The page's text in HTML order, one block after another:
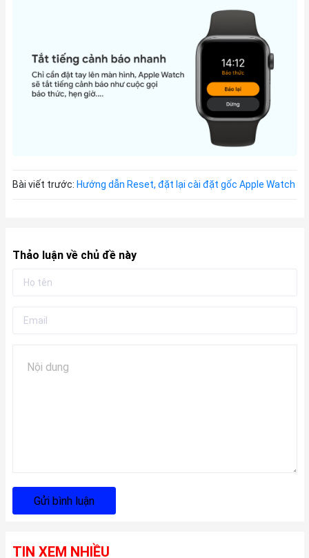
Bài viết trước: Hướng dẫn Reset, đặt lại cài đặt gốc Apple Watch
Thảo luận về chủ đề này
Gửi bình luận
TIN XEM NHIỀU